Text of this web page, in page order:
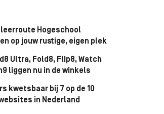
leerroute Hogeschool
op jouw rustige, eigen plek
Ultra, Fold8, Flip8, Watch
liggen nu in de winkels
kwetsbaar bij 7 op de 10
in Nederland